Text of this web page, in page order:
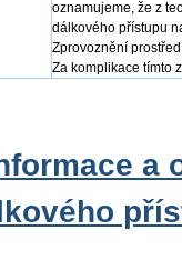
oznamujeme, že z
dálkového přístupu
Zprovoznění
Za komplikace tímto
a